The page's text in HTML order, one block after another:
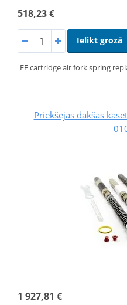
518,23 €
Ielikt grozā
FF cartridge air fork spring
Priekšējās dakšas
1 927,81 €